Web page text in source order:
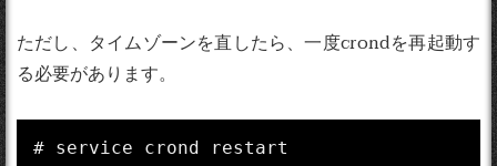
ただし、タイムゾーンを直したら、一度crondを再起動す
る必要があります。
# service crond restart